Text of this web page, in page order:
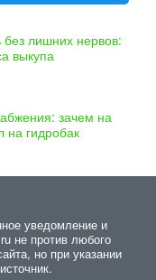
без лишних нервов:
выкупа
зачем на
на гидробак
уведомление и
не против любого
но при указании